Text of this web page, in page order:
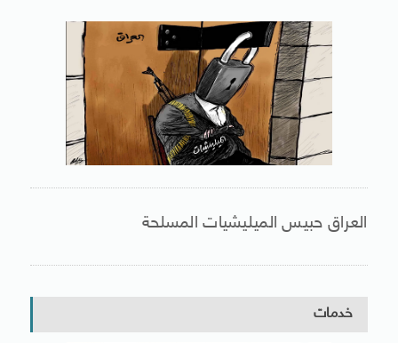
العراق حبيس الميليشيات المسلحة
خدمات